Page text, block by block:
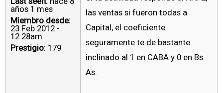
años 1 mes
Miembro desde:
23 Feb 2012 -
12:28am
Prestigio: 179
las ventas si fueron todas a
Capital, el coeficiente
seguramente te de bastante
inclinado al 1 en CABA y 0 en Bs.
As.